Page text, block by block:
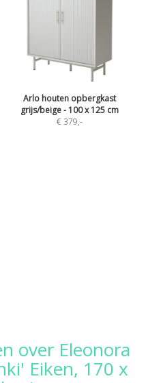
Arlo houten opbergkast
grijs/beige - 100 x 125 cm
€ 379,-
over Eleonora
Eiken, 170 x